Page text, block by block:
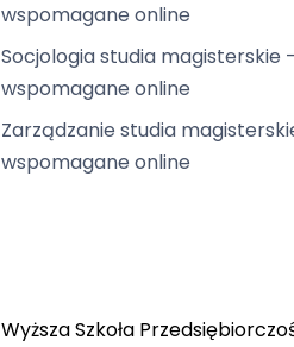
wspomagane online
Socjologia studia magisterskie
wspomagane online
Zarządzanie studia
wspomagane online
Wyższa Szkoła